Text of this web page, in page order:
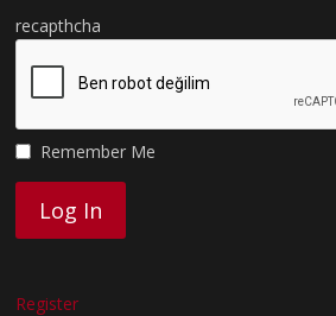
recapthcha
Remember Me
Register